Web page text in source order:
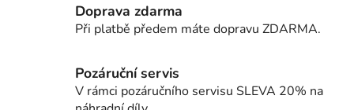
á
d
í
p
Doprava zdarma
Při platbě předem máte dopravu ZDARMA.
Pozáruční servis
V rámci pozáručního servisu SLEVA 20% na